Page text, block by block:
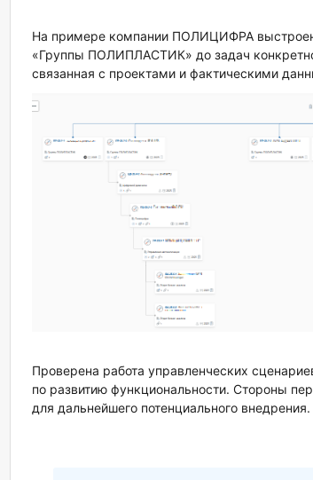
На примере компании ПОЛИЦИФРА
«Группы ПОЛИПЛАСТИК» до задач
связанная с проектами и фактическими
Проверена работа управленческих
по развитию функциональности. Стороны
для дальнейшего потенциального внедрения.